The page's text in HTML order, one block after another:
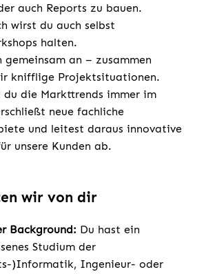
auch Reports zu bauen.
wirst du auch selbst
halten.
gemeinsam an – zusammen
knifflige Projektsituationen.
du die Markttrends immer im
neue fachliche
und leitest daraus innovative
unsere Kunden ab.
wir von dir
Background: Du hast ein
Studium der
)Informatik, Ingenieur- oder